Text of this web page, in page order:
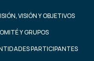
VISIÓN Y OBJETIVOS
Y GRUPOS
PARTICIPANTES